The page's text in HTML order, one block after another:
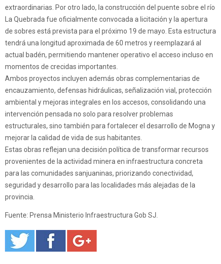
extraordinarias. Por otro lado, la construcción del puente sobre el río
La Quebrada fue oficialmente convocada a licitación y la apertura
de sobres está prevista para el próximo 19 de mayo. Esta estructura
tendrá una longitud aproximada de 60 metros y reemplazará al
actual badén, permitiendo mantener operativo el acceso incluso en
momentos de crecidas importantes.
Ambos proyectos incluyen además obras complementarias de
encauzamiento, defensas hidráulicas, señalización vial, protección
ambiental y mejoras integrales en los accesos, consolidando una
intervención pensada no solo para resolver problemas
estructurales, sino también para fortalecer el desarrollo de Mogna y
mejorar la calidad de vida de sus habitantes.
Estas obras reflejan una decisión política de transformar recursos
provenientes de la actividad minera en infraestructura concreta
para las comunidades sanjuaninas, priorizando conectividad,
seguridad y desarrollo para las localidades más alejadas de la
provincia.
Fuente: Prensa Ministerio Infraestructura Gob SJ.